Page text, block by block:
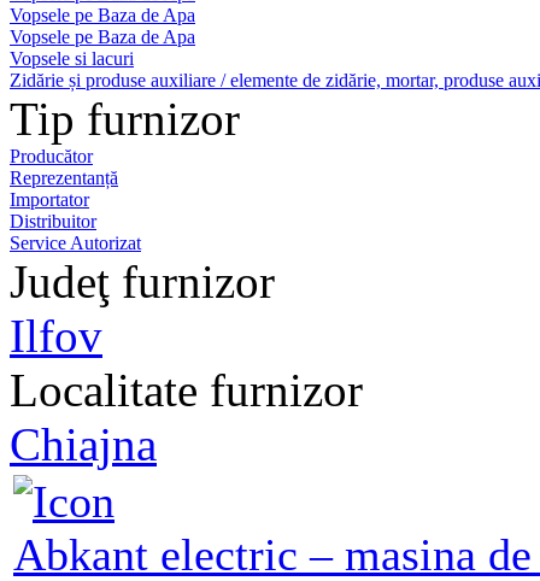
Vopsele pe Baza de Apa
Vopsele pe Baza de Apa
Vopsele si lacuri
Zidărie și produse auxiliare / elemente de zidărie, mortar, produse
Tip furnizor
Producător
Reprezentanță
Importator
Distribuitor
Service Autorizat
Judeţ furnizor
Ilfov
Localitate furnizor
Chiajna
Abkant electric – masina